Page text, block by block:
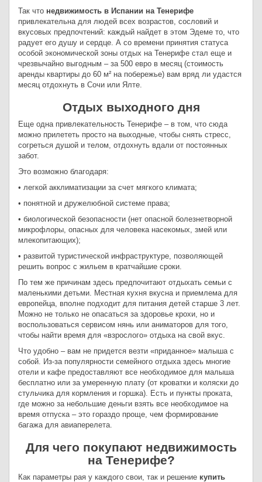
Так что недвижимость в Испании на Тенерифе
привлекательна для людей всех возрастов, сословий и
вкусовых предпочтений: каждый найдет в этом Эдеме то, что
радует его душу и сердце. А со времени принятия статуса
особой экономической зоны отдых на Тенерифе стал еще и
чрезвычайно выгодным – за 500 евро в месяц (стоимость
аренды квартиры до 60 м² на побережье) вам вряд ли удастся
месяц отдохнуть в Сочи или Ялте.
Отдых выходного дня
Еще одна привлекательность Тенерифе – в том, что сюда
можно прилететь просто на выходные, чтобы снять стресс,
согреться душой и телом, отдохнуть вдали от постоянных
забот.
Это возможно благодаря:
• легкой акклиматизации за счет мягкого климата;
• понятной и дружелюбной системе права;
• биологической безопасности (нет опасной болезнетворной
микрофлоры, опасных для человека насекомых, змей или
млекопитающих);
• развитой туристической инфраструктуре, позволяющей
решить вопрос с жильем в кратчайшие сроки.
По тем же причинам здесь предпочитают отдыхать семьи с
маленькими детьми. Местная кухня вкусна и приемлема для
европейца, вполне подходит для питания детей старше 3 лет.
Можно не только не опасаться за здоровье крохи, но и
воспользоваться сервисом нянь или аниматоров для того,
чтобы найти время для «взрослого» отдыха на свой вкус.
Что удобно – вам не придется везти «приданное» малыша с
собой. Из-за популярности семейного отдыха здесь многие
отели и кафе предоставляют все необходимое для малыша
бесплатно или за умеренную плату (от кроватки и коляски до
стульчика для кормления и горшка). Есть и пункты проката,
где можно за небольшие деньги взять все необходимое на
время отпуска – это гораздо проще, чем формирование
багажа для авиаперелета.
Для чего покупают недвижимость
на Тенерифе?
Как параметры рая у каждого свои, так и решение купить